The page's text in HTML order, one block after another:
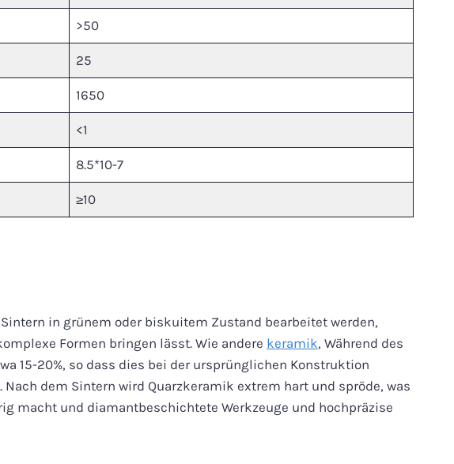
>50
25
1650
<1
8.5*10-7
≥10
in grünem oder biskuitem Zustand bearbeitet werden,
Formen bringen lässt. Wie andere keramik, Während des
15-20%, so dass dies bei der ursprünglichen Konstruktion
dem Sintern wird Quarzkeramik extrem hart und spröde, was
macht und diamantbeschichtete Werkzeuge und hochpräzise